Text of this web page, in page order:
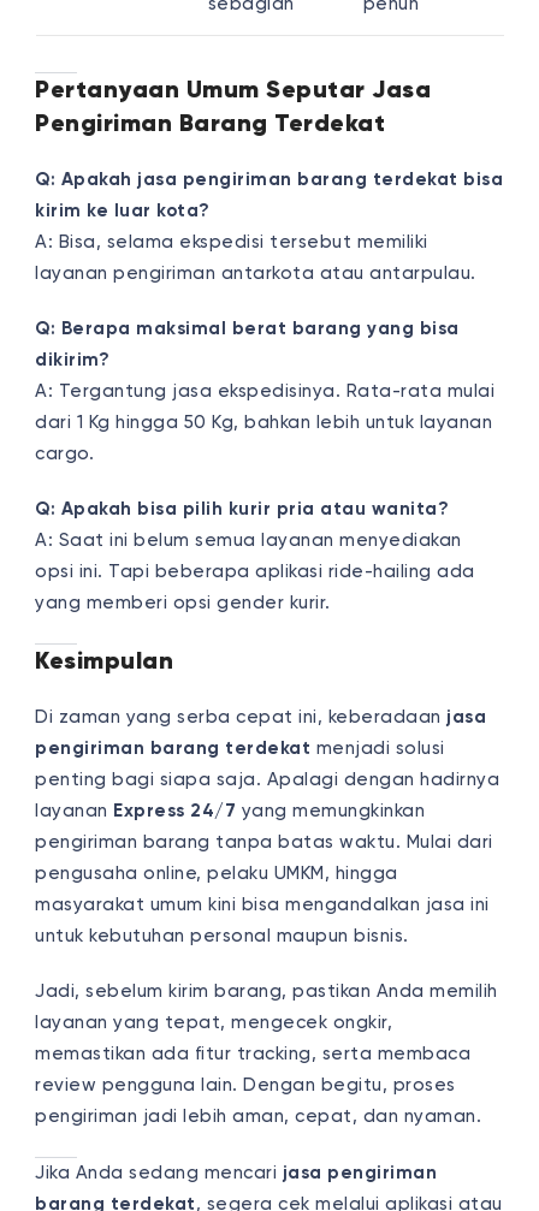
sebagian penuh
Pertanyaan Umum Seputar Jasa
Pengiriman Barang Terdekat
Q: Apakah jasa pengiriman barang terdekat bisa
kirim ke luar kota?
A: Bisa, selama ekspedisi tersebut memiliki
layanan pengiriman antarkota atau antarpulau.
Q: Berapa maksimal berat barang yang bisa
dikirim?
A: Tergantung jasa ekspedisinya. Rata-rata mulai
dari 1 Kg hingga 50 Kg, bahkan lebih untuk layanan
cargo.
Q: Apakah bisa pilih kurir pria atau wanita?
A: Saat ini belum semua layanan menyediakan
opsi ini. Tapi beberapa aplikasi ride-hailing ada
yang memberi opsi gender kurir.
Kesimpulan
Di zaman yang serba cepat ini, keberadaan jasa
pengiriman barang terdekat menjadi solusi
penting bagi siapa saja. Apalagi dengan hadirnya
layanan Express 24/7 yang memungkinkan
pengiriman barang tanpa batas waktu. Mulai dari
pengusaha online, pelaku UMKM, hingga
masyarakat umum kini bisa mengandalkan jasa ini
untuk kebutuhan personal maupun bisnis.
Jadi, sebelum kirim barang, pastikan Anda memilih
layanan yang tepat, mengecek ongkir,
memastikan ada fitur tracking, serta membaca
review pengguna lain. Dengan begitu, proses
pengiriman jadi lebih aman, cepat, dan nyaman.
Jika Anda sedang mencari jasa pengiriman
barang terdekat , segera cek melalui aplikasi atau